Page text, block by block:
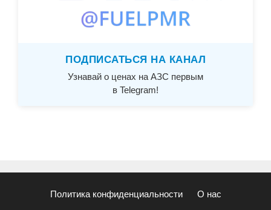
ПОДПИСАТЬСЯ НА КАНАЛ
Узнавай о ценах на АЗС первым
в Telegram!
Политика конфиденциальности О нас